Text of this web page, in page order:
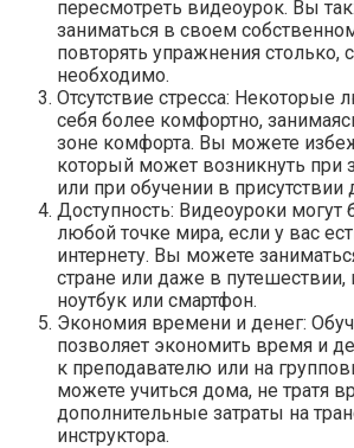
пересмотреть видеоурок. Вы
заниматься в своем
повторять упражнения столько,
необходимо.
Отсутствие стресса: Некоторые
себя более комфортно,
зоне комфорта. Вы можете
который может возникнуть при
или при обучении в присутствии
Доступность: Видеоуроки могут
любой точке мира, если у вас
интернету. Вы можете
стране или даже в путешествии,
ноутбук или смартфон.
Экономия времени и денег:
позволяет экономить время и
к преподавателю или на
можете учиться дома, не тратя
дополнительные затраты на
инструктора.